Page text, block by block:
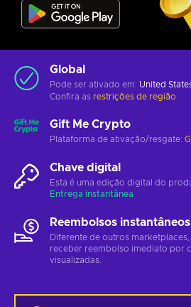
Global
Pode ser ativado em: United
Confira as restrições de região
Gift Me Crypto
Plataforma de ativação/resgate:
Chave digital
Esta é uma edição digital do
Entrega instantânea
Reembolsos instantâneos
Diferente de outros
receber reembolso imediato por
visualizadas.